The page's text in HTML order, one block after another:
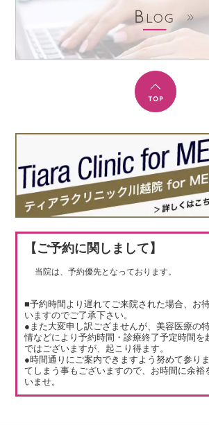
【ご予約に関しまして】
当院は、予約優先となっております。
■予約時間より遅れてご来院された場合、お
いますのでご了承下さい。
●また大変申し訳ござませんが、美容医療の
情などにより予約時間・診療終了予定時間を
ではございますが、起こり得ます。
●時間通りにご案内できますよう努めて参り
てしまう事もございますので、お時間に余裕
いませ。